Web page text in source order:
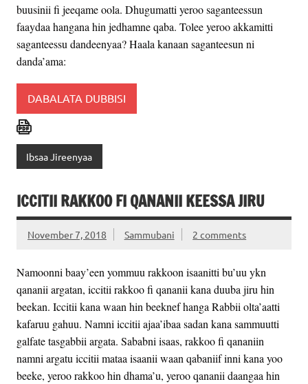
buusinii fi jeeqame oola. Dhugumatti yeroo saganteessun
faaydaa hangana hin jedhamne qaba. Tolee yeroo akkamitti
saganteessu dandeenyaa? Haala kanaan saganteesun ni
danda’ama:
DABALATA DUBBISI
Ibsaa Jireenyaa
ICCITII RAKKOO FI QANANII KEESSA JIRU
November 7, 2018 Sammubani 2 comments
Namoonni baay’een yommuu rakkoon isaanitti bu’uu ykn
qananii argatan, iccitii rakkoo fi qananii kana duuba jiru hin
beekan. Iccitii kana waan hin beeknef hanga Rabbii olta’aatti
kafaruu gahuu. Namni iccitii ajaa’ibaa sadan kana sammuutti
galfate tasgabbii argata. Sababni isaas, rakkoo fi qananiin
namni argatu iccitii mataa isaanii waan qabaniif inni kana yoo
beeke, yeroo rakkoo hin dhama’u, yeroo qananii daangaa hin